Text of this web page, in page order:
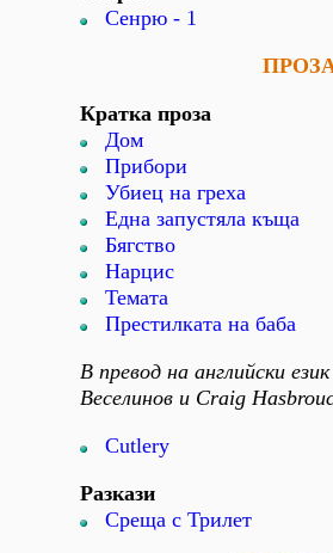
Сенрю - 1
Кратка проза
Дом
Прибори
Убиец на греха
Една запустяла къща
Бягство
Нарцис
Темата
Престилката на баба
В превод на английски
Веселинов и Craig
Cutlery
Разкази
Среща с Трилет